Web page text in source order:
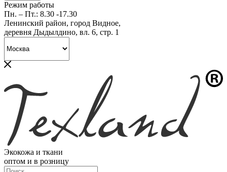
Режим работы
Пн. – Пт.: 8.30 -17.30
Ленинский район, город Видное,
деревня Дыдылдино, вл. 6, стр. 1
Экокожа и ткани
оптом и в розницу